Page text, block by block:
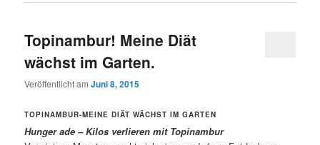
Topinambur! Meine Diät
wächst im Garten.
Veröffentlicht amJuni 8, 2015
TOPINAMBUR-MEINE DIÄT WÄCHST IM GARTEN
Hunger ade – Kilos verlieren mit Topinambur